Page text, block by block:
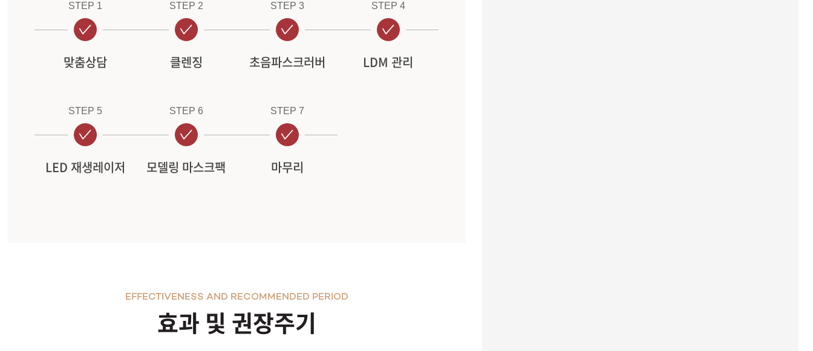
STEP 1
맞춤상담
STEP 2
클렌징
STEP 3
초음파스크러버
STEP 4
LDM 관리
STEP 5
LED 재생레이저
STEP 6
모델링 마스크팩
STEP 7
마무리
효과 및 권장주기
EFFECTIVENESS AND RECOMMENDED PERIOD